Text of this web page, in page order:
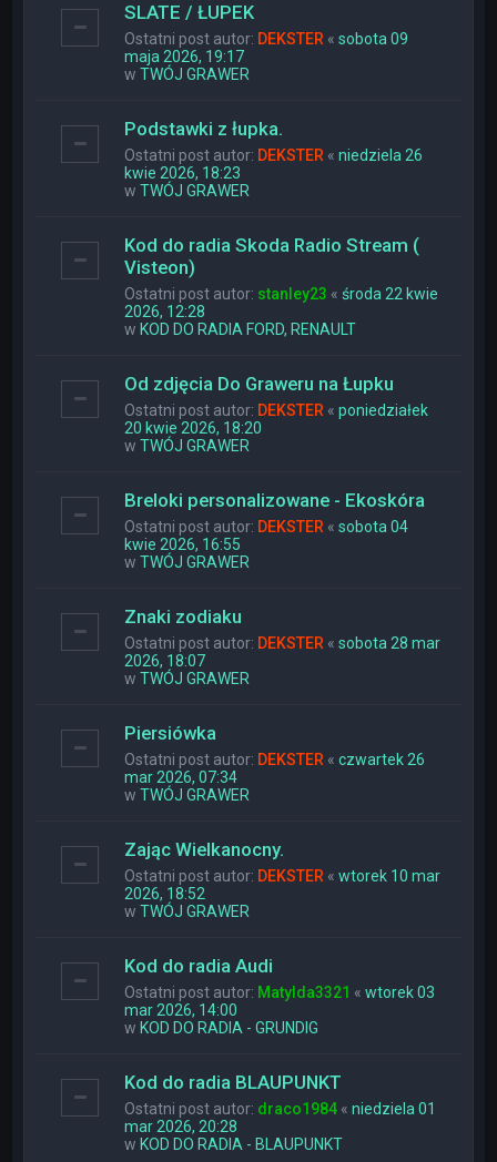
SLATE / ŁUPEK
Ostatni post autor: DEKSTER «sobota 09
maja 2026, 19:17
wTWÓJ GRAWER
Podstawki z łupka.
Ostatni post autor: DEKSTER «niedziela 26
kwie 2026, 18:23
wTWÓJ GRAWER
Kod do radia Skoda Radio Stream (
Visteon)
Ostatni post autor: stanley23 «środa 22 kwie
2026, 12:28
w KOD DO RADIA FORD, RENAULT
Od zdjęcia Do Graweru na Łupku
Ostatni post autor: DEKSTER «poniedziałek
20 kwie 2026, 18:20
wTWÓJ GRAWER
Breloki personalizowane - Ekoskóra
Ostatni post autor: DEKSTER «sobota 04
kwie 2026, 16:55
wTWÓJ GRAWER
Znaki zodiaku
Ostatni post autor: DEKSTER «sobota 28 mar
2026, 18:07
wTWÓJ GRAWER
Piersiówka
Ostatni post autor: DEKSTER «czwartek 26
mar 2026, 07:34
wTWÓJ GRAWER
Zając Wielkanocny.
Ostatni post autor: DEKSTER «wtorek 10 mar
2026, 18:52
wTWÓJ GRAWER
Kod do radia Audi
Ostatni post autor: Matylda3321 «wtorek 03
mar 2026, 14:00
w KOD DO RADIA - GRUNDIG
Kod do radia BLAUPUNKT
Ostatni post autor: draco1984 «niedziela 01
mar 2026, 20:28
w KOD DO RADIA - BLAUPUNKT